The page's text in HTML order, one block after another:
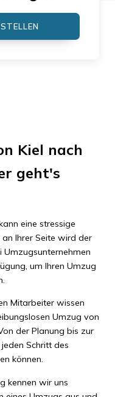
Kiel nach
geht's
eine stressige
Ihrer Seite wird der
Umzugsunternehmen
um Ihren Umzug
Mitarbeiter wissen
Umzug von
der Planung bis zur
Schritt des
können.
kennen wir uns